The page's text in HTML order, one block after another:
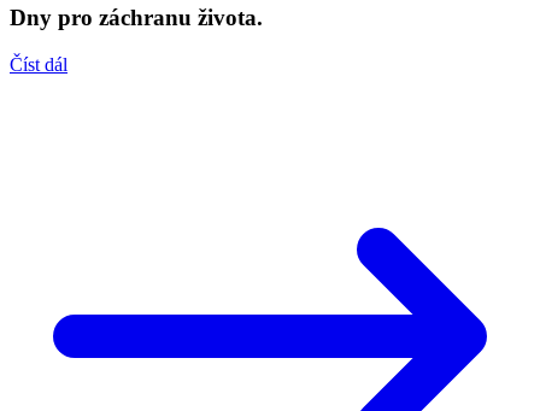
Dny pro záchranu života.
Číst dál